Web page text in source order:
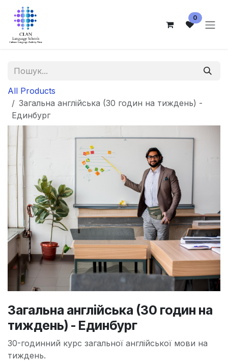
Skip to Content
0
All Products
Загальна англійська (30 годин на тиждень) -
Единбург
Загальна англійська (30 годин на
тиждень) - Единбург
30-годинний курс загальної англійської мови на
тиждень.